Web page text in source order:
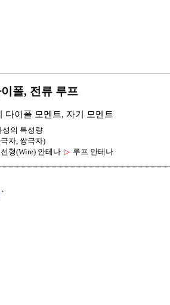
폴, 전류 루프
다이폴 모멘트, 자기 모멘트
성의 특성량
자, 쌍극자)
형(Wire) 안테나 ▷ 루프 안테나
`